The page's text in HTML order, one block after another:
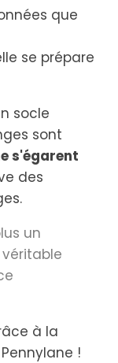
que
se prépare
socle
sont
s'égarent
des
un
à la
!